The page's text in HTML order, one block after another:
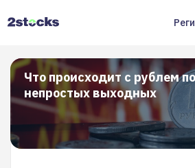
Что происходит с рублем
непростых выходных